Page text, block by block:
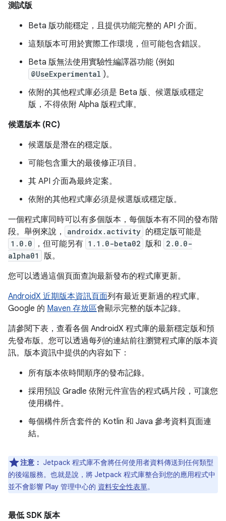
測試版
Beta 版功能穩定，且提供功能完整的 API 介面。
這類版本可用於實際工作環境，但可能包含錯誤。
Beta 版無法使用實驗性編譯器功能 (例如
@UseExperimental )。
依附的其他程式庫必須是 Beta 版、候選版或穩定
版，不得依附 Alpha 版程式庫。
候選版本 (RC)
候選版是潛在的穩定版。
可能包含重大的最後修正項目。
其 API 介面為最終定案。
依附的其他程式庫必須是候選版或穩定版。
一個程式庫同時可以有多個版本，每個版本有不同的發布階
段。舉例來說，
androidx.activity 的穩定版可能是
1.0.0 ，但可能另有 1.1.0-beta02 版和 2.0.0-
alpha01
版。
您可以透過這個頁面查詢最新發布的程式庫更新。
AndroidX 近期版本資訊頁面列有最近更新過的程式庫。
Google 的 Maven 存放區會顯示完整的版本記錄。
請參閱下表，查看各個 AndroidX 程式庫的最新穩定版和預
先發布版。您可以透過每列的連結前往瀏覽程式庫的版本資
訊。版本資訊中提供的內容如下：
所有版本依時間順序的發布記錄。
採用預設 Gradle 依附元件宣告的程式碼片段，可讓您
使用構件。
每個構件所含套件的 Kotlin 和 Java 參考資料頁面連
結。
注意： Jetpack 程式庫不會將任何使用者資料傳送到任何類型
的後端服務。也就是說，將 Jetpack 程式庫整合到您的應用程式中
並不會影響 Play 管理中心的 資料安全性表單。
最低 SDK 版本